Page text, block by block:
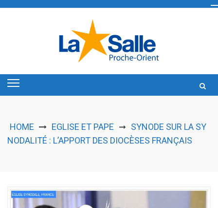
HOME EGLISE ET PAPE ➞ SYNODE SUR LA SY
NODALITÉ : L’APPORT DES DIOCÈSES FRANÇAIS